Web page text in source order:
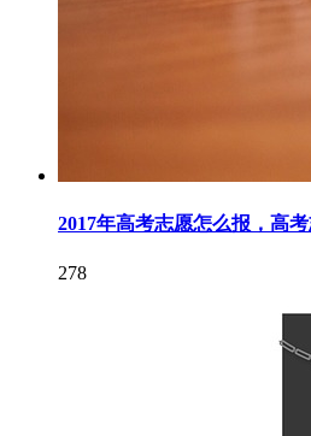
2017年高考志愿怎么报，高
278